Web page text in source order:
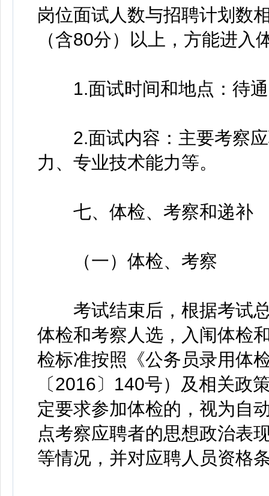
岗位面试人数与招聘计划数
（含80分）以上，方能进入
1.面试时间和地点：待通
2.面试内容：主要考察应
力、专业技术能力等。
七、体检、考察和递补
（一）体检、考察
考试结束后，根据考试总
体检和考察人选，入闱体检
检标准按照《公务员录用体
〔2016〕140号）及相关政
定要求参加体检的，视为自
点考察应聘者的思想政治表
等情况，并对应聘人员资格